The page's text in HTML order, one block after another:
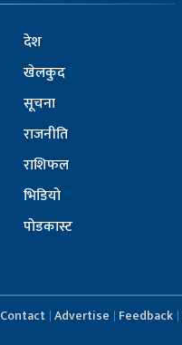
देश
खेलकुद
सूचना
राजनीति
राशिफल
भिडियो
पोडकास्ट
Contact Advertise Feedback